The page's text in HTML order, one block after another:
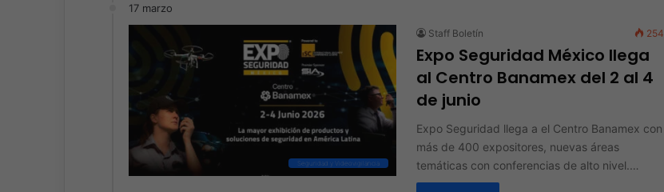
17 marzo
Seguridad y Videovigilancia
Staff Boletín 254
Expo Seguridad México llega
al Centro Banamex del 2 al 4
de junio
Expo Seguridad llega a el Centro Banamex con
más de 400 expositores, nuevas áreas
temáticas con conferencias de alto nivel.…